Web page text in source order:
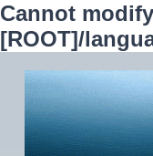
Cannot
[ROOT]/